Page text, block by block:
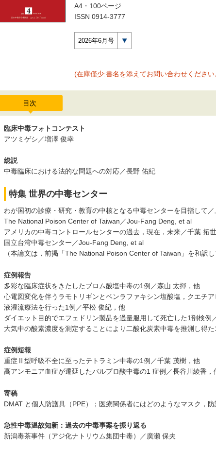
A4・100ページ
ISSN 0914-3777
2026年6月号
(在庫僅少:書名を添えてお問い合わせください
目次
臨床中毒フォトコンテスト
アツミゲシ／増澤 俊幸
総説
中毒臨床における法的な問題への対応／長野 佑紀
特集 世界の中毒センター
わが国初の診療・研究・教育の中核となる中毒センターを目指して
The National Poison Center of Taiwan／Jou-Fang Deng, et al
アメリカの中毒コントロールセンターの過去，現在，未来／千葉 拓世
国立台湾中毒センター／Jou-Fang Deng, et al
（本論文は，前掲「The National Poison Center of Taiwan」を和訳し
症例報告
多彩な臨床症状をきたしたブロム酸塩中毒の1例／森山 太揮，他
心電図変化を伴うラモトリギンとベンラファキシン塩酸塩，クエチ
液灌流療法を行った1例／平松 俊紀，他
ダイエット目的でエフェドリン製品を過量服用して死亡した1剖検例
大気中の酸素濃度を測定することにより二酸化炭素中毒を推測し得
症例短報
重症Ⅱ型呼吸不全に至ったテトラミン中毒の1例／千葉 茂樹，他
高アンモニア血症が遷延したバルプロ酸中毒の1 症例／長谷川綾香，
寄稿
DMAT と個人防護具（PPE）；医療関係者にはどのようなマスク，
急性中毒温故知新：過去の中毒事案を振り返る
新潟毒茶事件（アジ化ナトリウム集団中毒）／廣瀬 保夫